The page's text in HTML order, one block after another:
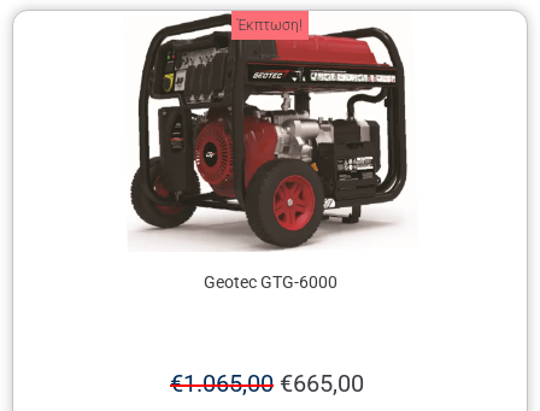
Έκπτωση!
Geotec GTG-6000
€1.065,00 €665,00